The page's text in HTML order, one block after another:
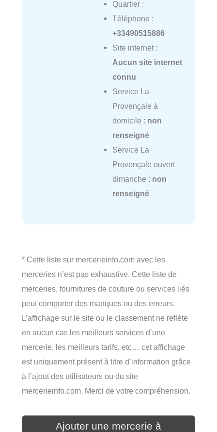
Quartier :
Téléphone :
+33490515886
Site internet :
Aucun site internet
connu
Service La
Provençale à
domicile : non
renseigné
Service La
Provençale ouvert
dimanche : non
renseigné
* Cette liste sur mercerieinfo.com avec les
merceries n’est pas exhaustive. Cette liste de
merceries, fournitures de couture ou services liés
peut comporter des manques ou des erreurs.
L’affichage sur le site ou le classement ne reflète
en aucun cas les meilleurs services d’une
mercerie, les meilleurs tarifs, etc… cet affichage
est uniquement présent à titre d’information grâce
à l’ajout des utilisateurs ou du site
mercerieinfo.com. Merci de votre compréhension.
Ajouter une mercerie à